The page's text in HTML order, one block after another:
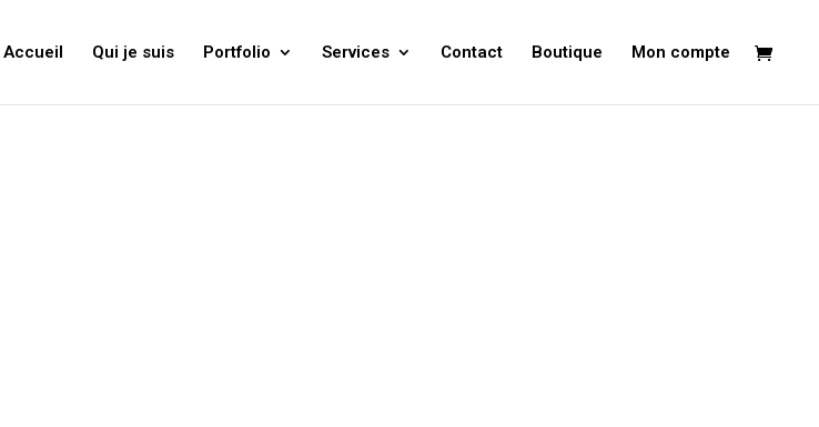
Accueil Qui je suis Portfolio Services Contact Boutique Mon compte